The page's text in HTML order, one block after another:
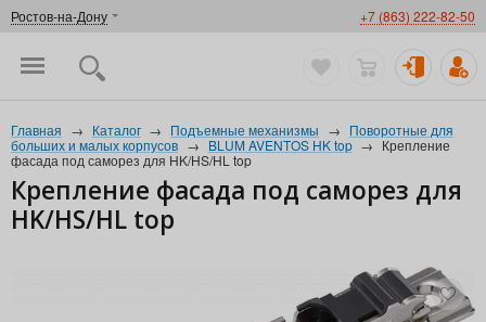
Ростов-на-Дону +7 (863) 222-82-50
Главная → Каталог → Подъемные механизмы → Поворотные для
больших и малых корпусов → BLUM AVENTOS HK top → Крепление
фасада под саморез для HK/HS/HL top
Крепление фасада под саморез для
HK/HS/HL top